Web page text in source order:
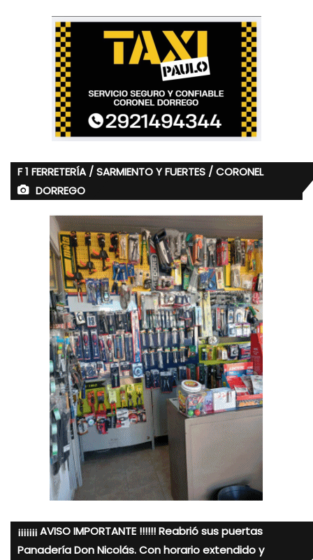
F 1 FERRETERÍA / SARMIENTO Y FUERTES / CORONEL
DORREGO
¡¡¡¡¡¡¡ AVISO IMPORTANTE !!!!!! Reabrió sus puertas
Panadería Don Nicolás. Con horario extendido y